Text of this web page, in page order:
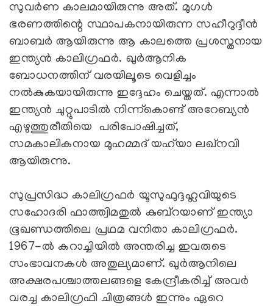
സുവർണ കാലമായിരുന്നു അത്. മുഗൾ
ഭരണത്തിന്റെ സ്ഥാപകനായിരുന്ന സഹീറുദ്ദീൻ
ബാബർ ആയിരുന്നു ആ കാലത്തെ പ്രശസ്തനായ
ഇന്ത്യൻ കാലിഗ്രഫർ. ഖുർആനിക
ബോധനത്തിന് വരയിലൂടെ വെളിച്ചം
നൽകുകയായിരുന്നു ഇദ്ദേഹം ചെയ്തത്. എന്നാൽ
ഇന്ത്യൻ ചുറ്റുപാടിൽ നിന്ന്കൊണ്ട് അറേബ്യൻ
എഴുത്തുരീതിയെ പരിപോഷിച്ചത്,
സമകാലികനായ മുഹമ്മദ് യഹ്‍യാ ലഖ്നവി
ആയിരുന്നു.
സുപ്രസിദ്ധ കാലിഗ്രഫർ യൂസുഫുദ്ദഹ്ലവിയുടെ
സഹോദരി ഫാത്ത്വിമതുൽ കുബ്റയാണ് ഇന്ത്യാ
ഭൂഖണ്ഡത്തിലെ പ്രഥമ വനിതാ കാലിഗ്രഫർ.
1967-ൽ കറാച്ചിയിൽ അന്തരിച്ച ഇവരുടെ
സംഭാവനകൾ അതുല്യമാണ്. ഖുർആനിലെ
അക്ഷരപശ്ചാത്തലങ്ങളെ കേന്ദ്രീകരിച്ച് അവര്‍
വരച്ച കാലിഗ്രഫി ചിത്രങ്ങള്‍ ഇന്നും ഏറെ